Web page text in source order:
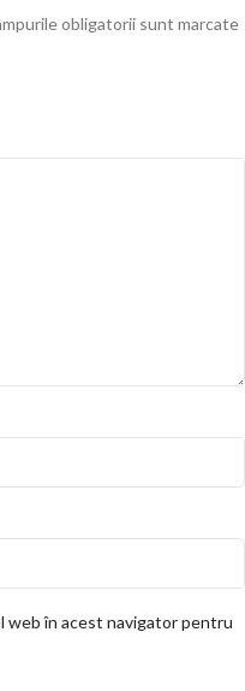
obligatorii sunt marcate
web în acest navigator pentru